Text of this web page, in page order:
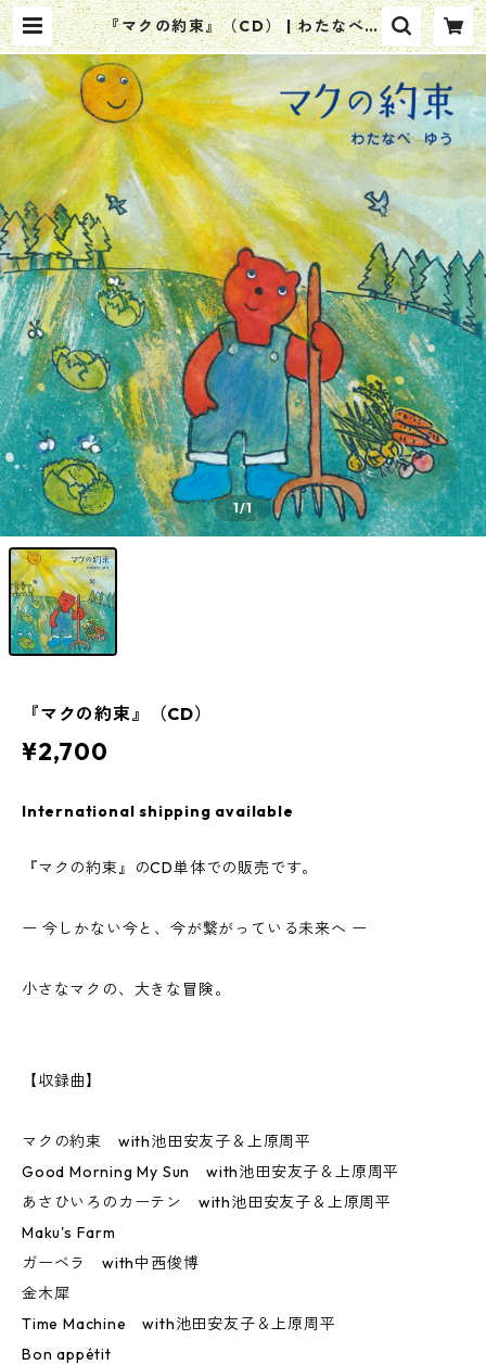
『マクの約束』（CD） | わたなべゆ
う オンラインショップ
1/1
『マクの約束』（CD）
¥2,700
International shipping available
『マクの約束』のCD単体での販売です。
ー 今しかない今と、今が繋がっている未来へ ー
小さなマクの、大きな冒険。
【収録曲】
マクの約束 with池田安友子＆上原周平
Good Morning My Sun with池田安友子＆上原周平
あさひいろのカーテン with池田安友子＆上原周平
Maku's Farm
ガーベラ with中西俊博
金木犀
Time Machine with池田安友子＆上原周平
Bon appétit